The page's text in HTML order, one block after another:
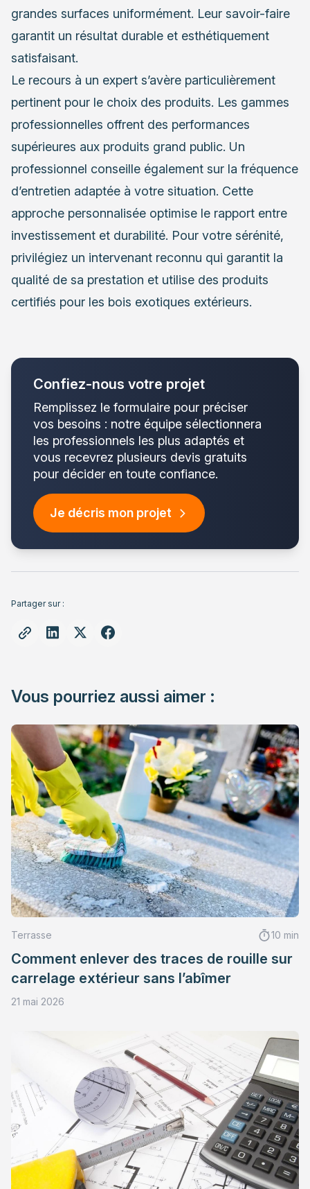
grandes surfaces uniformément. Leur savoir-faire
garantit un résultat durable et esthétiquement
satisfaisant.
Le recours à un expert s’avère particulièrement
pertinent pour le choix des produits. Les gammes
professionnelles offrent des performances
supérieures aux produits grand public. Un
professionnel conseille également sur la fréquence
d’entretien adaptée à votre situation. Cette
approche personnalisée optimise le rapport entre
investissement et durabilité. Pour votre sérénité,
privilégiez un intervenant reconnu qui garantit la
qualité de sa prestation et utilise des produits
certifiés pour les bois exotiques extérieurs.
Confiez-nous votre projet
Remplissez le formulaire pour préciser
vos besoins : notre équipe sélectionnera
les professionnels les plus adaptés et
vous recevrez plusieurs devis gratuits
pour décider en toute confiance.
Je décris mon projet
Partager sur :
Vous pourriez aussi aimer :
Terrasse 10 min
Comment enlever des traces de rouille sur
carrelage extérieur sans l’abîmer
21 mai 2026